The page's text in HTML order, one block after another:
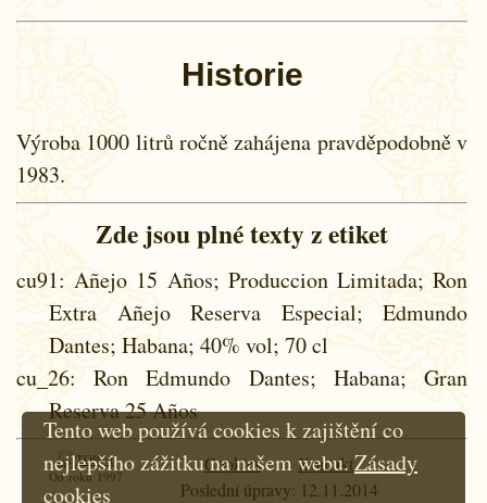
Historie
Výroba 1000 litrů ročně zahájena pravděpodobně v
1983.
Zde jsou plné texty z etiket
cu91: Añejo 15 Años; Produccion Limitada; Ron
Extra Añejo Reserva Especial; Edmundo
Dantes; Habana; 40% vol; 70 cl
cu_26: Ron Edmundo Dantes; Habana; Gran
Reserva 25 Años
Od roku 1997
Cookies
Kontakt
Poslední úpravy: 12.11.2014
Tento web používá cookies k zajištění co
nejlepšího zážitku na našem webu.Zásady
cookies